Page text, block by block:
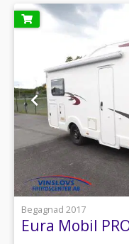
Begagnad 2017
Eura Mobil